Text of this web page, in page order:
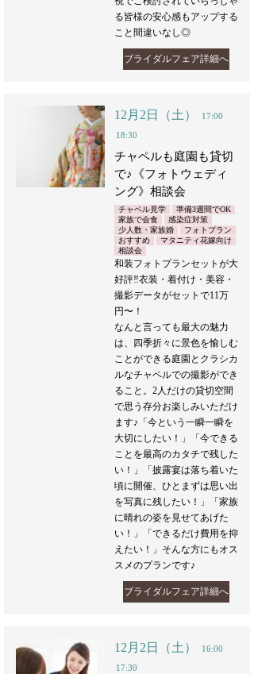
る皆様の安心感もアップする
こと間違いなし◎
ブライダルフェア詳細へ
12月2日（土）
17:00
18:30
チャペルも庭園も貸切
で♪《フォトウェディ
ング》相談会
チャペル見学
準備3週間でOK
家族で会食
感染症対策
少人数・家族婚
フォトプラン
おすすめ
マタニティ花嫁向け
相談会
和装フォトプランセットが大
好評‼︎衣装・着付け・美容・
撮影データがセットで11万
円〜！
なんと言っても最大の魅力
は、四季折々に景色を愉しむ
ことができる庭園とクラシカ
ルなチャペルでの撮影ができ
ること。2人だけの貸切空間
で思う存分お楽しみいただけ
ます♪「今という一瞬一瞬を
大切にしたい！」「今できる
ことを最高のカタチで残した
い！」「披露宴は落ち着いた
頃に開催、ひとまずは思い出
を写真に残したい！」「家族
に晴れの姿を見せてあげた
い！」「できるだけ費用を抑
えたい！」そんな方にもオス
スメのプランです♪
ブライダルフェア詳細へ
12月2日（土）
16:00
17:30